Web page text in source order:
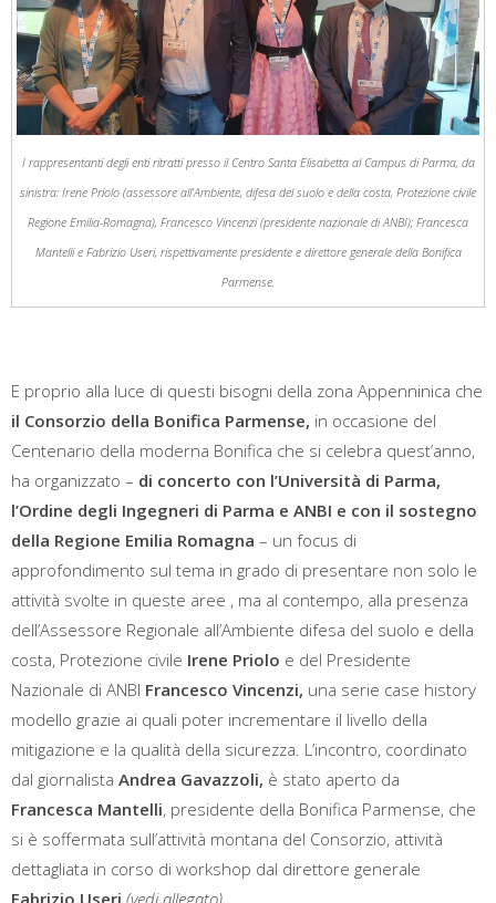
I rappresentanti degli enti ritratti presso il Centro Santa Elisabetta al Campus di Parma, da
sinistra: Irene Priolo (assessore all’Ambiente, difesa del suolo e della costa, Protezione civile
Regione Emilia-Romagna), Francesco Vincenzi (presidente nazionale di ANBI); Francesca
Mantelli e Fabrizio Useri, rispettivamente presidente e direttore generale della Bonifica
Parmense.
E proprio alla luce di questi bisogni della zona Appenninica che
il Consorzio della Bonifica Parmense, in occasione del
Centenario della moderna Bonifica che si celebra quest’anno,
ha organizzato – di concerto con l’Università di Parma,
l’Ordine degli Ingegneri di Parma e ANBI e con il sostegno
della Regione Emilia Romagna – un focus di
approfondimento sul tema in grado di presentare non solo le
attività svolte in queste aree , ma al contempo, alla presenza
dell’Assessore Regionale all’Ambiente difesa del suolo e della
costa, Protezione civile Irene Priolo e del Presidente
Nazionale di ANBI Francesco Vincenzi, una serie case history
modello grazie ai quali poter incrementare il livello della
mitigazione e la qualità della sicurezza. L’incontro, coordinato
dal giornalista Andrea Gavazzoli, è stato aperto da
Francesca Mantelli, presidente della Bonifica Parmense, che
si è soffermata sull’attività montana del Consorzio, attività
dettagliata in corso di workshop dal direttore generale
Fabrizio Useri (vedi allegato)